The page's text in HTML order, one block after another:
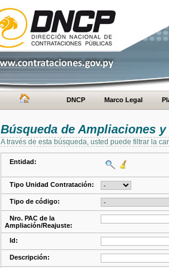
DNCP Marco Legal
Búsqueda de Ampliaciones
A través de esta búsqueda, usted puede filtrar la
Entidad:
Tipo Unidad Contratación:
Tipo de código:
Nro. PAC de la
Ampliación/Reajuste:
Id:
Descripción: